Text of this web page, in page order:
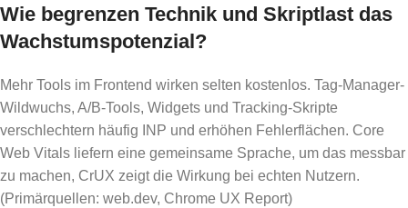
Wie begrenzen Technik und Skriptlast das
Wachstumspotenzial?
Mehr Tools im Frontend wirken selten kostenlos. Tag-Manager-
Wildwuchs, A/B-Tools, Widgets und Tracking-Skripte
verschlechtern häufig INP und erhöhen Fehlerflächen. Core
Web Vitals liefern eine gemeinsame Sprache, um das messbar
zu machen, CrUX zeigt die Wirkung bei echten Nutzern.
(Primärquellen: web.dev, Chrome UX Report)